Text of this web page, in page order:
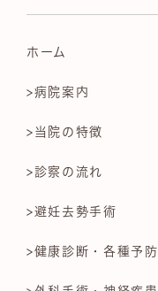
ホーム
>病院案内
>当院の特徴
>診察の流れ
>避妊去勢手術
>健康診断・各種予防